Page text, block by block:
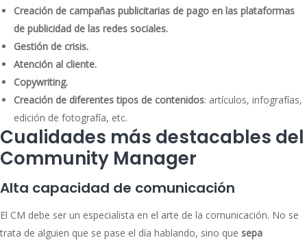
Creación de campañas publicitarias de pago en las plataformas
de publicidad de las redes sociales.
Gestión de crisis.
Atención al cliente.
Copywriting.
Creación de diferentes tipos de contenidos: artículos, infografías,
edición de fotografía, etc.
Cualidades más destacables del
Community Manager
Alta capacidad de comunicación
El CM debe ser un especialista en el arte de la comunicación. No se
trata de alguien que se pase el día hablando, sino que sepa